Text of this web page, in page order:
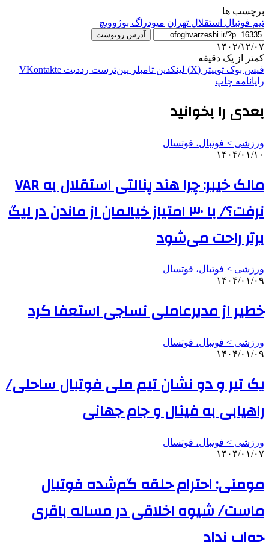
برچسب ها
تيم فوتبال استقلال تهران میودراگ بوژوویچ
آدرس رونوشت
۱۴۰۲/۱۲/۰۷
کمتر از یک دقیقه
فیس بوک توییتر (X) لینکدین ‫تامبلر ‫پین‌ترست ‫رددیت ‫VKontakte
رایانامه چاپ
بعدی را بخوانید
ورزشی > فوتبال، فوتسال
۱۴۰۴/۰۱/۱۰
مالک خیبر: چرا هند پنالتی استقلال به VAR
نرفت؟/ با ۳۰ امتیاز خیالمان از ماندن در لیگ
برتر راحت می‌شود
ورزشی > فوتبال، فوتسال
۱۴۰۴/۰۱/۰۹
خطیر از مدیرعاملی نساجی استعفا کرد
ورزشی > فوتبال، فوتسال
۱۴۰۴/۰۱/۰۹
یک تیر و دو نشان تیم ملی فوتبال ساحلی/
راهیابی به فینال و جام جهانی
ورزشی > فوتبال، فوتسال
۱۴۰۴/۰۱/۰۷
مومنی: احترام حلقه گم‌شده فوتبال
ماست/ شیوه اخلاقی در مساله باقری